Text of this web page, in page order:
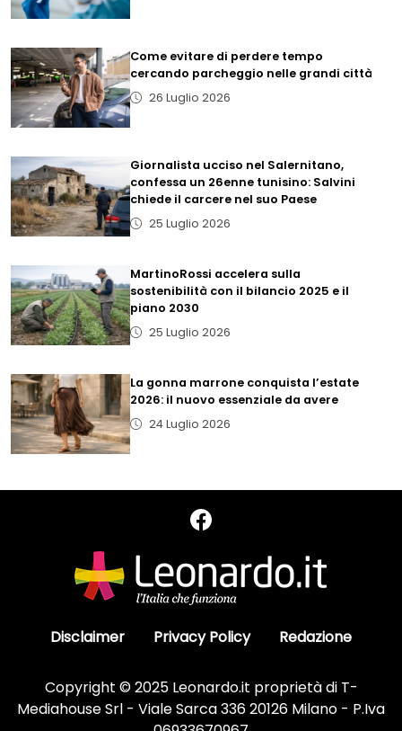
Come evitare di perdere tempo
cercando parcheggio nelle grandi città
26 Luglio 2026
Giornalista ucciso nel Salernitano,
confessa un 26enne tunisino: Salvini
chiede il carcere nel suo Paese
25 Luglio 2026
MartinoRossi accelera sulla
sostenibilità con il bilancio 2025 e il
piano 2030
25 Luglio 2026
La gonna marrone conquista l’estate
2026: il nuovo essenziale da avere
24 Luglio 2026
Disclaimer Privacy Policy Redazione
Copyright © 2025 Leonardo.it proprietà di T-
Mediahouse Srl - Viale Sarca 336 20126 Milano - P.Iva